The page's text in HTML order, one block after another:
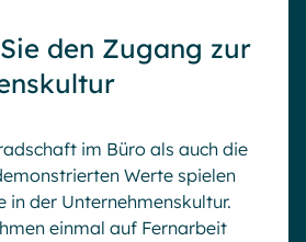
den Zugang zur
im Büro als auch die
Werte spielen
in der Unternehmenskultur.
einmal auf Fernarbeit